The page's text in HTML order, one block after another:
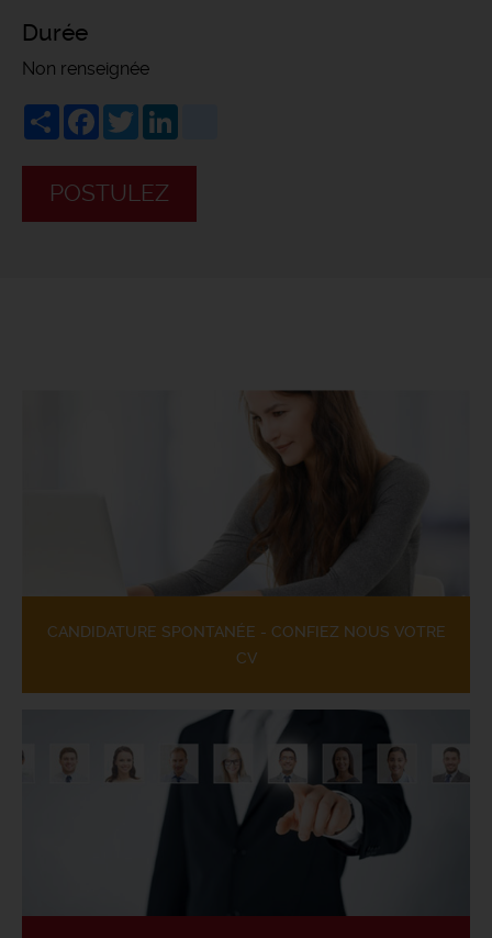
Durée
Non renseignée
ShareFacebook
Twitter
POSTULEZ
CANDIDATURE SPONTANÉE - CONFIEZ NOUS VOTRE
CV